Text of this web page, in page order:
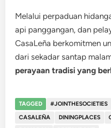
Melalui perpaduan
api panggangan, dan
CasaLeña berkomitmen
dari sekadar santap
perayaan tradisi yang
TAGGED #JOINTHESOCIETIES
CASALEÑA
DININGPLACES